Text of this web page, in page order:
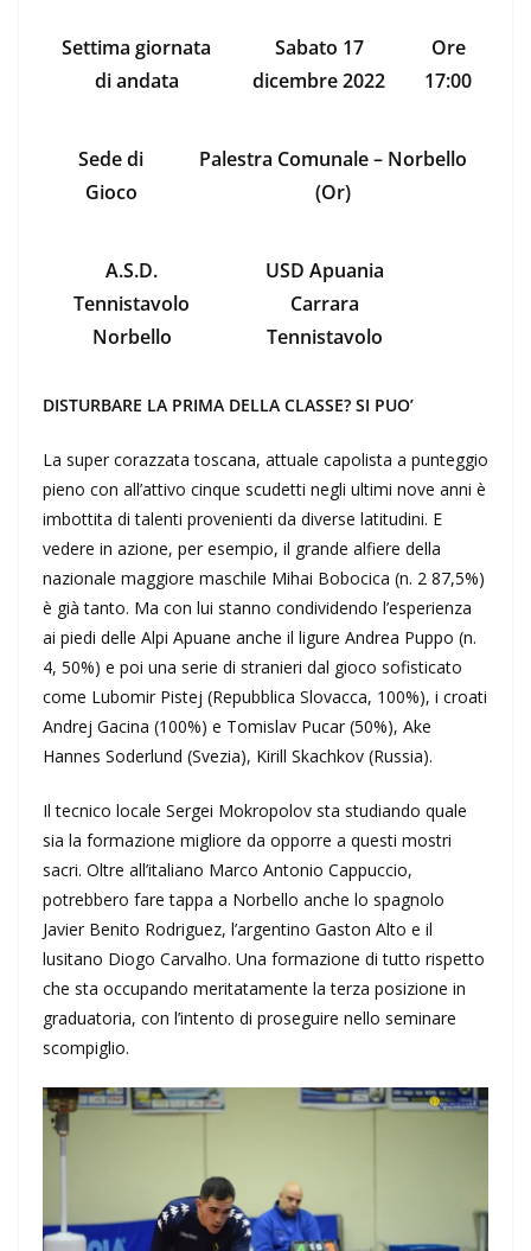
Settima giornata
di andata
Sabato 17
dicembre 2022
Ore
17:00
Sede di
Gioco
Palestra Comunale – Norbello
(Or)
A.S.D.
Tennistavolo
Norbello
USD Apuania
Carrara
Tennistavolo
DISTURBARE LA PRIMA DELLA CLASSE? SI PUO’
La super corazzata toscana, attuale capolista a punteggio
pieno con all’attivo cinque scudetti negli ultimi nove anni è
imbottita di talenti provenienti da diverse latitudini. E
vedere in azione, per esempio, il grande alfiere della
nazionale maggiore maschile Mihai Bobocica (n. 2 87,5%)
è già tanto. Ma con lui stanno condividendo l’esperienza
ai piedi delle Alpi Apuane anche il ligure Andrea Puppo (n.
4, 50%) e poi una serie di stranieri dal gioco sofisticato
come Lubomir Pistej (Repubblica Slovacca, 100%), i croati
Andrej Gacina (100%) e Tomislav Pucar (50%), Ake
Hannes Soderlund (Svezia), Kirill Skachkov (Russia).
Il tecnico locale Sergei Mokropolov sta studiando quale
sia la formazione migliore da opporre a questi mostri
sacri. Oltre all’italiano Marco Antonio Cappuccio,
potrebbero fare tappa a Norbello anche lo spagnolo
Javier Benito Rodriguez, l’argentino Gaston Alto e il
lusitano Diogo Carvalho. Una formazione di tutto rispetto
che sta occupando meritatamente la terza posizione in
graduatoria, con l’intento di proseguire nello seminare
scompiglio.